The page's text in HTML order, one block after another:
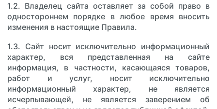
1.2. Владелец сайта оставляет за собой право в
одностороннем порядке в любое время вносить
изменения в настоящие Правила.
1.3. Сайт носит исключительно информационный
характер, вся представленная на сайте
информация, в частности, касающаяся товаров,
работ и услуг, носит исключительно
информационный характер, не является
исчерпывающей, не является заверением об